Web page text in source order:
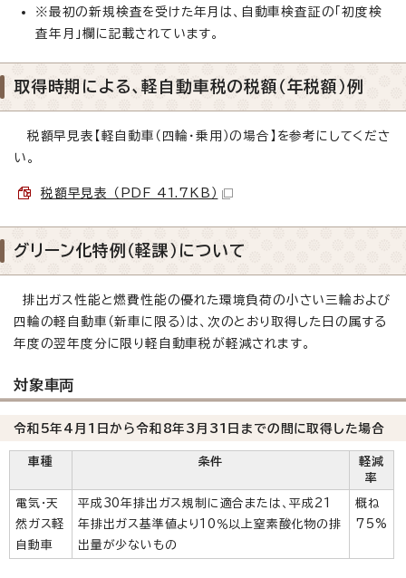
※最初の新規検査を受けた年月は、自動車検査証の「初度検
査年月」欄に記載されています。
取得時期による、軽自動車税の税額（年税額）例
税額早見表【軽自動車（四輪・乗用）の場合】を参考にしてくださ
い。
税額早見表 （PDF 41.7KB）
グリーン化特例（軽課）について
排出ガス性能と燃費性能の優れた環境負荷の小さい三輪および
四輪の軽自動車（新車に限る）は、次のとおり取得した日の属する
年度の翌年度分に限り軽自動車税が軽減されます。
対象車両
令和5年4月1日から令和8年3月31日までの間に取得した場合
車種 条件
軽減
率
電気・天
然ガス軽
自動車
平成30年排出ガス規制に適合または、平成21
年排出ガス基準値より10％以上窒素酸化物の排
出量が少ないもの
概ね
75%